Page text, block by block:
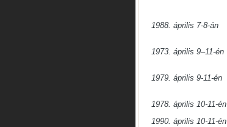
1988. április 7-8-án
1973. április 9–11-én
1979. április 9-11-én
1978. április 10-11-én
1990. április 10-11-én